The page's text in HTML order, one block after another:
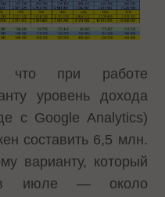
что при работе
уровень дохода
с Google Analytics)
составить 6,5 млн.
варианту, который
в июле — около